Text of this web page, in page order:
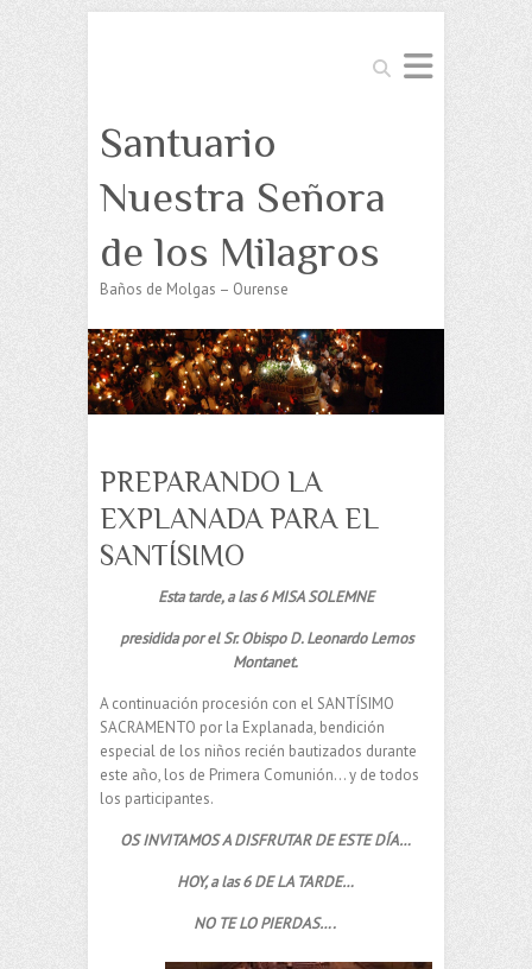
Buscar
Santuario
Nuestra Señora
de los Milagros
Baños de Molgas – Ourense
PREPARANDO LA
EXPLANADA PARA EL
SANTÍSIMO
Estatarde, a las 6 MISA SOLEMNE
presidida por el Sr. Obispo D. Leonardo Lemos
Montanet.
A continuación procesión con el SANTÍSIMO
SACRAMENTO por la Explanada, bendición
especial de los niños recién bautizados durante
este año, los de Primera Comunión… y de todos
los participantes.
OS INVITAMOS A DISFRUTAR DE ESTE DÍA…
HOY, a las 6 DE LA TARDE…
NO TE LO PIERDAS….